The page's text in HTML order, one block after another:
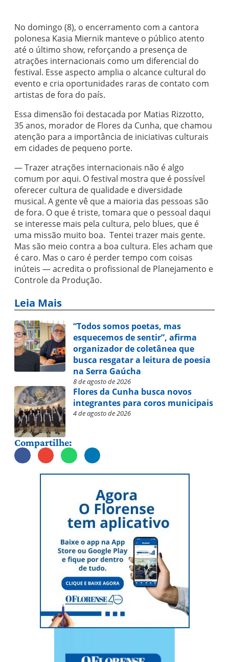
No domingo (8), o encerramento com a cantora
polonesa Kasia Miernik manteve o público atento
até o último show, reforçando a presença de
atrações internacionais como um diferencial do
festival. Esse aspecto amplia o alcance cultural do
evento e cria oportunidades raras de contato com
artistas de fora do país.
Essa dimensão foi destacada por Matias Rizzotto,
35 anos, morador de Flores da Cunha, que chamou
atenção para a importância de iniciativas culturais
em cidades de pequeno porte.
— Trazer atrações internacionais não é algo
comum por aqui. O festival mostra que é possível
oferecer cultura de qualidade e diversidade
musical. A gente vê que a maioria das pessoas são
de fora. O que é triste, tomara que o pessoal daqui
se interesse mais pela cultura, pelo blues, que é
uma missão muito boa. Tentei trazer mais gente.
Mas são meio contra a boa cultura. Eles acham que
é caro. Mas o caro é perder tempo com coisas
inúteis — acredita o profissional de Planejamento e
Controle da Produção.
Leia Mais
“Todos somos poetas, mas
esquecemos de sentir”, afirma
organizador de coletânea que
busca resgatar a leitura de poesia
na Serra Gaúcha
8 de agosto de 2026
Flores da Cunha busca novos
integrantes para coros municipais
4 de agosto de 2026
Compartilhe: